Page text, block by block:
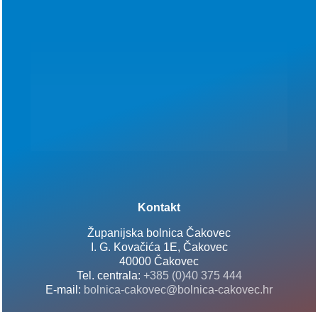
Kontakt
Županijska bolnica Čakovec
I. G. Kovačića 1E, Čakovec
40000 Čakovec
Tel. centrala: +385 (0)40 375 444
E-mail: bolnica-cakovec@bolnica-cakovec.hr